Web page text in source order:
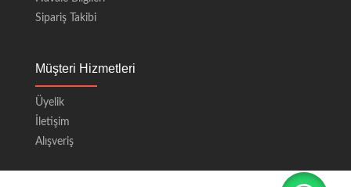
Sipariş Takibi
Müşteri Hizmetleri
Üyelik
İletişim
Alışveriş